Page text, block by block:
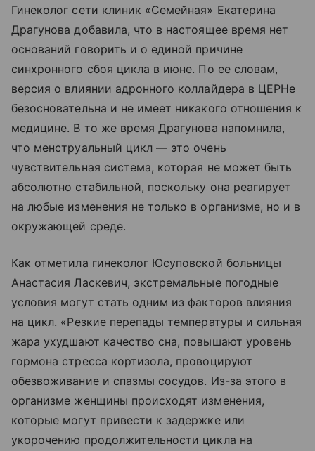
Гинеколог сети клиник «Семейная» Екатерина
Драгунова добавила, что в настоящее время нет
оснований говорить и о единой причине
синхронного сбоя цикла в июне. По ее словам,
версия о влиянии адронного коллайдера в ЦЕРНе
безосновательна и не имеет никакого отношения к
медицине. В то же время Драгунова напомнила,
что менструальный цикл — это очень
чувствительная система, которая не может быть
абсолютно стабильной, поскольку она реагирует
на любые изменения не только в организме, но и в
окружающей среде.
Как отметила гинеколог Юсуповской больницы
Анастасия Ласкевич, экстремальные погодные
условия могут стать одним из факторов влияния
на цикл. «Резкие перепады температуры и сильная
жара ухудшают качество сна, повышают уровень
гормона стресса кортизола, провоцируют
обезвоживание и спазмы сосудов. Из-за этого в
организме женщины происходят изменения,
которые могут привести к задержке или
укорочению продолжительности цикла на